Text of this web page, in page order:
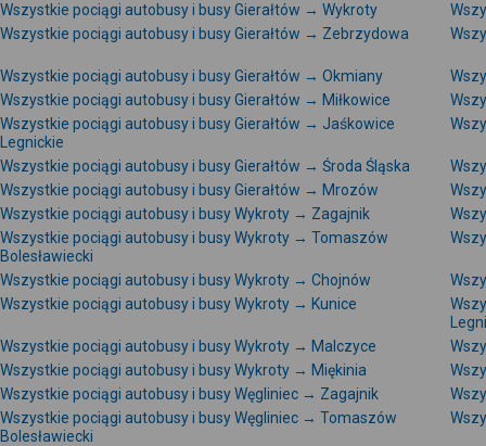
Wszystkie pociągi autobusy i busy Gierałtów → Wykroty
Wszystkie pociągi autobusy i busy Gierałtów → Zebrzydowa
Wszystkie pociągi autobusy i busy Gierałtów → Okmiany
Wszystkie pociągi autobusy i busy Gierałtów → Miłkowice
Wszystkie pociągi autobusy i busy Gierałtów → Jaśkowice
Legnickie
Wszystkie pociągi autobusy i busy Gierałtów → Środa Śląska
Wszystkie pociągi autobusy i busy Gierałtów → Mrozów
Wszystkie pociągi autobusy i busy Wykroty → Zagajnik
Wszystkie pociągi autobusy i busy Wykroty → Tomaszów
Bolesławiecki
Wszystkie pociągi autobusy i busy Wykroty → Chojnów
Wszystkie pociągi autobusy i busy Wykroty → Kunice
Wszystkie pociągi autobusy i busy Wykroty → Malczyce
Wszystkie pociągi autobusy i busy Wykroty → Miękinia
Wszystkie pociągi autobusy i busy Węgliniec → Zagajnik
Wszystkie pociągi autobusy i busy Węgliniec → Tomaszów
Bolesławiecki